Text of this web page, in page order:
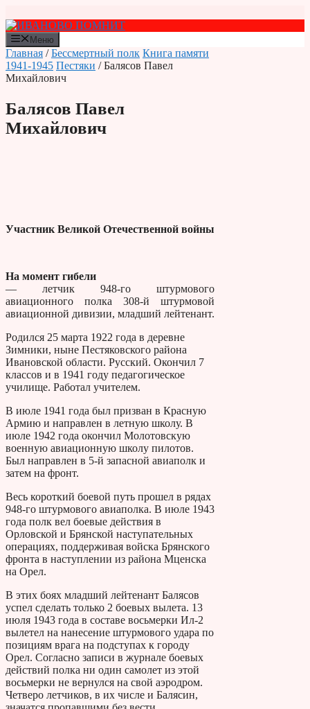
к
содержимому
Меню
Главная /Бессмертный полк Книга памяти
1941-1945 Пестяки / Балясов Павел
Михайлович
Балясов Павел
Михайлович
Участник Великой Отечественной войны
На момент гибели
— летчик 948-го штурмового
авиационного полка 308-й штурмовой
авиационной дивизии, младший лейтенант.
Родился 25 марта 1922 года в деревне
Зимники, ныне Пестяковского района
Ивановской области. Русский. Окончил 7
классов и в 1941 году педагогическое
училище. Работал учителем.
В июле 1941 года был призван в Красную
Армию и направлен в летную школу. В
июле 1942 года окончил Молотовскую
военную авиационную школу пилотов.
Был направлен в 5-й запасной авиаполк и
затем на фронт.
Весь короткий боевой путь прошел в рядах
948-го штурмового авиаполка. В июле 1943
года полк вел боевые действия в
Орловской и Брянской наступательных
операциях, поддерживая войска Брянского
фронта в наступлении из района Мценска
на Орел.
В этих боях младший лейтенант Балясов
успел сделать только 2 боевых вылета. 13
июля 1943 года в составе восьмерки Ил-2
вылетел на нанесение штурмового удара по
позициям врага на подступах к городу
Орел. Согласно записи в журнале боевых
действий полка ни один самолет из этой
восьмерки не вернулся на свой аэродром.
Четверо летчиков, в их числе и Балясин,